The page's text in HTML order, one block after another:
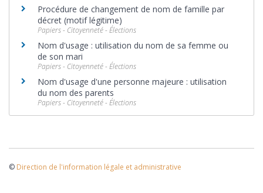
Procédure de changement de nom de famille par
décret (motif légitime)
Papiers - Citoyenneté - Élections
Nom d'usage : utilisation du nom de sa femme ou
de son mari
Papiers - Citoyenneté - Élections
Nom d'usage d'une personne majeure : utilisation
du nom des parents
Papiers - Citoyenneté - Élections
© Direction de l'information légale et administrative